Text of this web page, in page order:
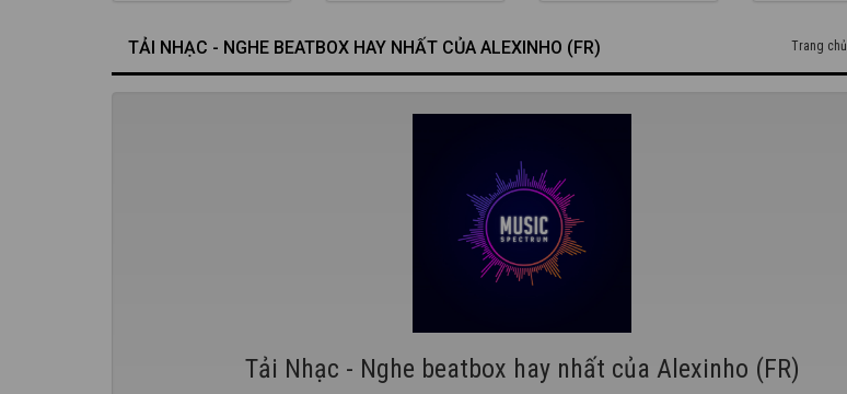
TẢI NHẠC - NGHE BEATBOX HAY NHẤT CỦA ALEXINHO (FR) Trang chủ
Tải Nhạc - Nghe beatbox hay nhất của Alexinho (FR)